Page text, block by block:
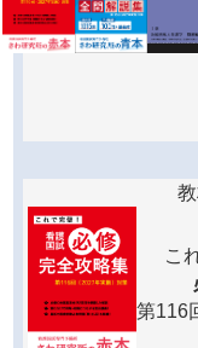
こ
第116